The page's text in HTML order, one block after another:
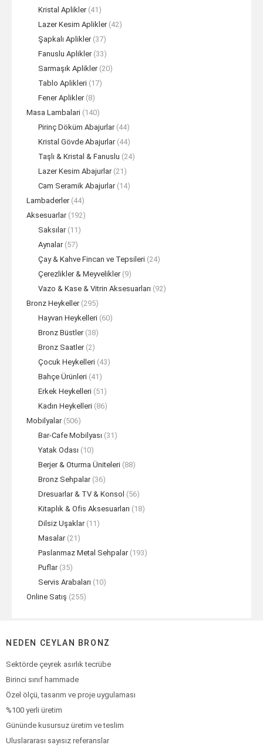
Kristal Aplikler (41)
Lazer Kesim Aplikler (42)
Şapkalı Aplikler (37)
Fanuslu Aplikler (33)
Sarmaşık Aplikler (20)
Tablo Aplikleri (17)
Fener Aplikler (8)
Masa Lambalari (140)
Pirinç Döküm Abajurlar (44)
Kristal Gövde Abajurlar (44)
Taşlı & Kristal & Fanuslu (24)
Lazer Kesim Abajurlar (21)
Cam Seramik Abajurlar (14)
Lambaderler (44)
Aksesuarlar (192)
Saksılar (11)
Aynalar (57)
Çay & Kahve Fincan ve Tepsileri (24)
Çerezlikler & Meyvelikler (9)
Vazo & Kase & Vitrin Aksesuarları (92)
Bronz Heykeller (295)
Hayvan Heykelleri (60)
Bronz Büstler (38)
Bronz Saatler (2)
Çocuk Heykelleri (43)
Bahçe Ürünleri (41)
Erkek Heykelleri (51)
Kadın Heykelleri (86)
Mobilyalar (506)
Bar-Cafe Mobilyası (31)
Yatak Odası (10)
Berjer & Oturma Üniteleri (88)
Bronz Sehpalar (36)
Dresuarlar & TV & Konsol (56)
Kitaplık & Ofis Aksesuarları (18)
Dilsiz Uşaklar (11)
Masalar (21)
Paslanmaz Metal Sehpalar (193)
Puflar (35)
Servis Arabaları (10)
Online Satış (255)
NEDEN CEYLAN BRONZ
Sektörde çeyrek asırlık tecrübe
Birinci sınıf hammade
Özel ölçü, tasarım ve proje uygulaması
%100 yerli üretim
Gününde kusursuz üretim ve teslim
Uluslararası sayısız referanslar